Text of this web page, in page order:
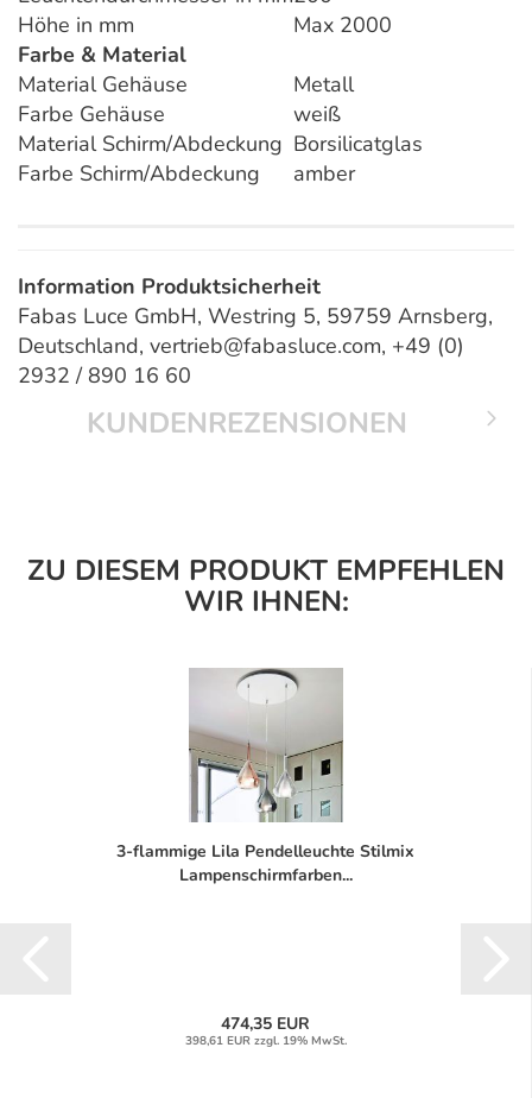
Höhe in mm
Max 2000
Farbe & Material
Material Gehäuse
Metall
Farbe Gehäuse
weiß
Material Schirm/Abdeckung Borsilicatglas
Farbe Schirm/Abdeckung
amber
Information Produktsicherheit
Fabas Luce GmbH, Westring 5, 59759 Arnsberg,
Deutschland, vertrieb@fabasluce.com, +49 (0)
2932 / 890 16 60
KUNDENREZENSIONEN
ZU DIESEM PRODUKT EMPFEHLEN
WIR IHNEN:
3-flammige Lila Pendelleuchte Stilmix
Lampenschirmfarben...
474,35 EUR
398,61 EUR zzgl. 19% MwSt.